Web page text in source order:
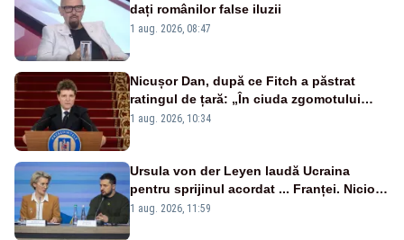
dați românilor false iluzii
1 aug. 2026, 08:47
Nicușor Dan, după ce Fitch a păstrat
ratingul de țară: „În ciuda zgomotului
politic, România funcționează”
1 aug. 2026, 10:34
Ursula von der Leyen laudă Ucraina
pentru sprijinul acordat ... Franței. Nicio
reacție privind ajutorul energetic promis
1 aug. 2026, 11:59